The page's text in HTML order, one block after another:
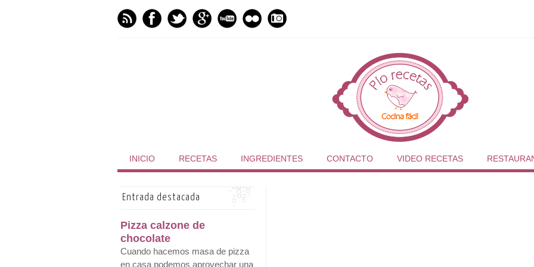
INICIO RECETAS INGREDIENTES CONTACTO VIDEO RECETAS
Entrada destacada
Pizza calzone de
chocolate
Cuando hacemos masa de pizza
en casa podemos aprovechar una